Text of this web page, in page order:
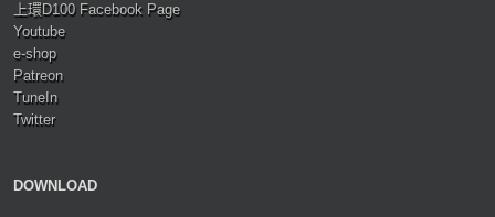
上環D100 Facebook Page
Youtube
e-shop
Patreon
TuneIn
Twitter
DOWNLOAD